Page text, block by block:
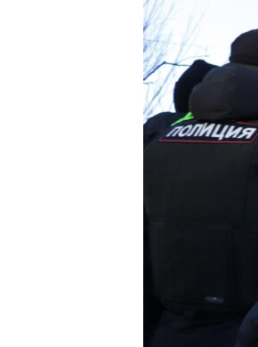
КРЫМ.НЕПОКОРЕННЫЙ
УКРАИНСКАЯ ПРОБЛЕМА КРЫМА